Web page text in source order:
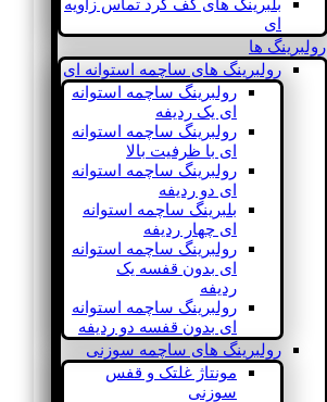
بلبرینگ های کف گرد تماس زاویه
ای
رولبرینگ ها
رولبرینگ های ساچمه استوانه ای
رولبرینگ ساچمه استوانه
ای یک ردیفه
رولبرینگ ساچمه استوانه
ای با ظرفیت بالا
رولبرینگ ساچمه استوانه
ای دو ردیفه
بلبرینگ ساچمه استوانه
ای چهار ردیفه
رولبرینگ ساچمه استوانه
ای بدون قفسه یک
ردیفه
رولبرینگ ساچمه استوانه
ای بدون قفسه دو ردیفه
رولبرینگ های ساچمه سوزنی
مونتاژ غلتک و قفس
سوزنی